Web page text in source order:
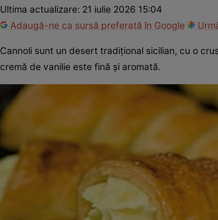
Ultima actualizare: 21 iulie 2026 15:04
Adaugă-ne ca sursă preferată în Google
Cannoli sunt un desert tradițional sicilian, cu o
cremă de vanilie este fină și aromată.